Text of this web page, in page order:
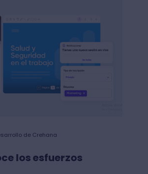
de Crehana
los esfuerzos